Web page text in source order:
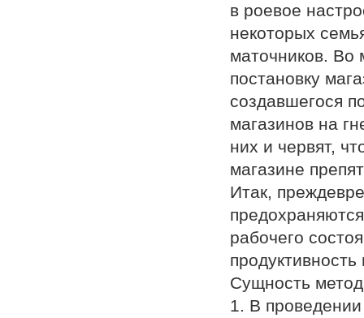
в роевое
некоторых
маточников. Во
постановку
создавшегося
магазинов на
них и червят,
магазине
Итак,
рабочего
продуктивность
Сущность
1. В проведении